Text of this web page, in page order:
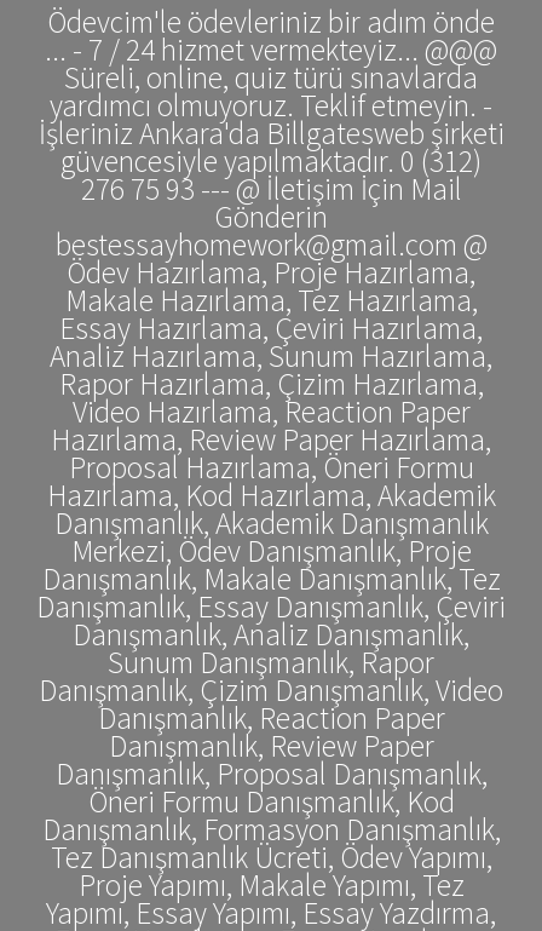
Ödevcim'le ödevleriniz bir adım önde
... - 7 / 24 hizmet vermekteyiz... @@@
Süreli, online, quiz türü sınavlarda
yardımcı olmuyoruz. Teklif etmeyin. -
İşleriniz Ankara'da Billgatesweb şirketi
güvencesiyle yapılmaktadır. 0 (312)
276 75 93 --- @ İletişim İçin Mail
Gönderin
bestessayhomework@gmail.com @
Ödev Hazırlama, Proje Hazırlama,
Makale Hazırlama, Tez Hazırlama,
Essay Hazırlama, Çeviri Hazırlama,
Analiz Hazırlama, Sunum Hazırlama,
Rapor Hazırlama, Çizim Hazırlama,
Video Hazırlama, Reaction Paper
Hazırlama, Review Paper Hazırlama,
Proposal Hazırlama, Öneri Formu
Hazırlama, Kod Hazırlama, Akademik
Danışmanlık, Akademik Danışmanlık
Merkezi, Ödev Danışmanlık, Proje
Danışmanlık, Makale Danışmanlık, Tez
Danışmanlık, Essay Danışmanlık, Çeviri
Danışmanlık, Analiz Danışmanlık,
Sunum Danışmanlık, Rapor
Danışmanlık, Çizim Danışmanlık, Video
Danışmanlık, Reaction Paper
Danışmanlık, Review Paper
Danışmanlık, Proposal Danışmanlık,
Öneri Formu Danışmanlık, Kod
Danışmanlık, Formasyon Danışmanlık,
Tez Danışmanlık Ücreti, Ödev Yapımı,
Proje Yapımı, Makale Yapımı, Tez
Yapımı, Essay Yapımı, Essay Yazdırma,